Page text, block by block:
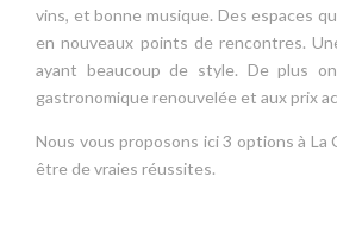
vins, et bonne musique. Des espaces
en nouveaux points de rencontres.
ayant beaucoup de style. De plus
gastronomique renouvelée et aux prix
Nous vous proposons ici 3 options à La
être de vraies réussites.